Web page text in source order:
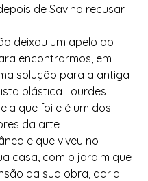
de Savino recusar
deixou um apelo ao
encontrarmos, em
solução para a antiga
plástica Lourdes
que foi e é um dos
da arte
e que viveu no
casa, com o jardim que
da sua obra, daria